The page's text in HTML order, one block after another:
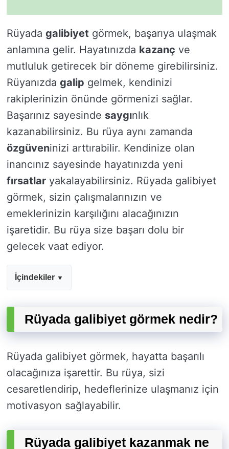
Rüyada galibiyet görmek, başarıya ulaşmak
anlamına gelir. Hayatınızda kazanç ve
mutluluk getirecek bir döneme girebilirsiniz.
Rüyanızda galip gelmek, kendinizi
rakiplerinizin önünde görmenizi sağlar.
Başarınız sayesinde saygınlık
kazanabilirsiniz. Bu rüya aynı zamanda
özgüveninizi arttırabilir. Kendinize olan
inancınız sayesinde hayatınızda yeni
fırsatlar yakalayabilirsiniz. Rüyada galibiyet
görmek, sizin çalışmalarınızın ve
emeklerinizin karşılığını alacağınızın
işaretidir. Bu rüya size başarı dolu bir
gelecek vaat ediyor.
İçindekiler
Rüyada galibiyet görmek nedir?
Rüyada galibiyet görmek, hayatta başarılı
olacağınıza işarettir. Bu rüya, sizi
cesaretlendirip, hedeflerinize ulaşmanız için
motivasyon sağlayabilir.
Rüyada galibiyet kazanmak ne